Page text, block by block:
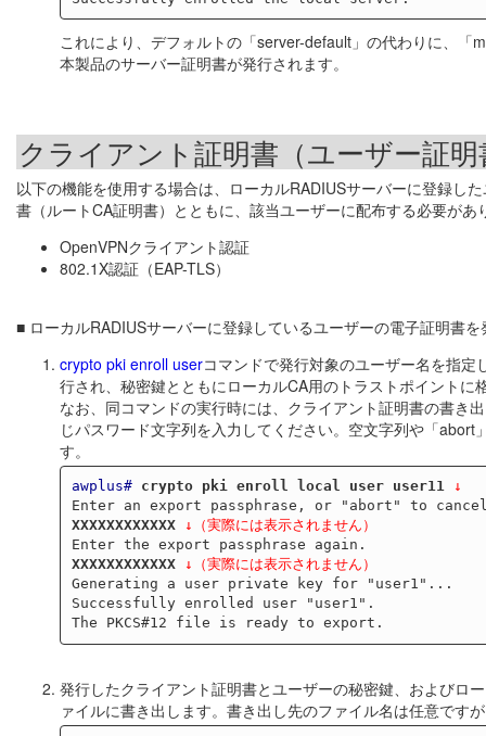
これにより、デフォルトの「server-default」の代わりに、
本製品のサーバー証明書が発行されます。
クライアント証明書（ユーザー証
以下の機能を使用する場合は、ローカルRADIUSサーバーに登録し
書（ルートCA証明書）とともに、該当ユーザーに配布する必要があ
OpenVPNクライアント認証
802.1X認証（EAP-TLS）
■ ローカルRADIUSサーバーに登録しているユーザーの電子証明書
crypto pki enroll userコマンドで発行対象のユーザー名を指
行され、秘密鍵とともにローカルCA用のトラストポイントに
なお、同コマンドの実行時には、クライアント証明書の書き
じパスワード文字列を入力してください。空文字列や「
す。
awplus# crypto pki enroll local user user11 ↓
XXXXXXXXXXXX
↓（実際には表示されません）
XXXXXXXXXXXX
↓（実際には表示されません）
Generating a user private key for "user1"...
Successfully enrolled user "user1".
発行したクライアント証明書とユーザーの秘密鍵、およびロ
ァイルに書き出します。書き出し先のファイル名は任意です